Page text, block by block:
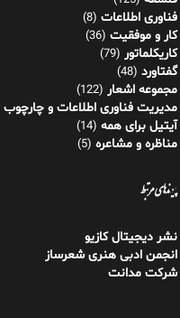
فناوری اطلاعات (8)
کار و موفقیت (36)
کاریکلماتور (79)
گفتاورد (48)
مجموعه اشعار (122)
مدیریت فناوری اطلاعات و چارچوب ITIL
آیتیل برای همه (14)
مناظره و مشاعره (5)
پیوندهای مرتبط
نشر دیجیتال کازیو
انجمن ادبی هنری شعرساز
شرکت مدانت